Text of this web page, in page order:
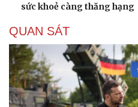
sức khoẻ càng thăng hạng
QUAN SÁT